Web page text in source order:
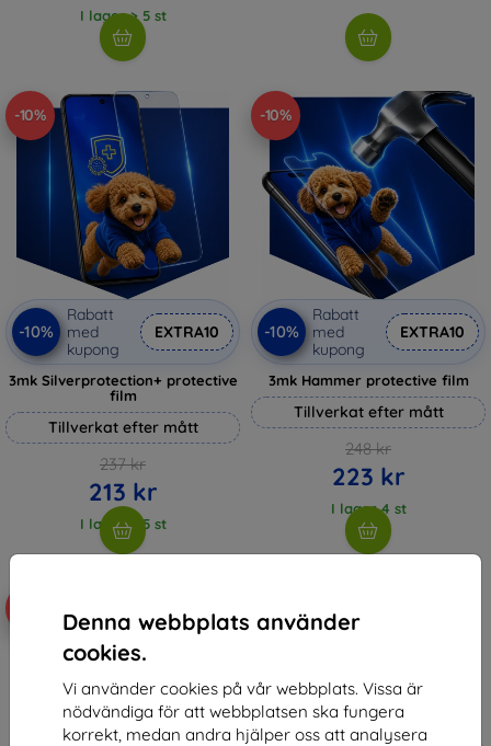
Denna webbplats använder
cookies.
Vi använder cookies på vår webbplats. Vissa är
nödvändiga för att webbplatsen ska fungera
korrekt, medan andra hjälper oss att analysera
I lager > 5 st
-10%
-10%
Rabatt
med
kupong
EXTRA10
3mk Silverprotection+ protective
film
Tillverkat efter mått
237 kr
213 kr
I lager > 5 st
-10%
-10%
Rabatt
med
kupong
EXTRA10
3mk Hammer protective film
Tillverkat efter mått
248 kr
223 kr
I lager 4 st